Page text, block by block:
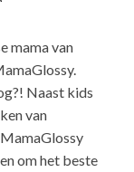
mama van
Naast kids
van
om het beste